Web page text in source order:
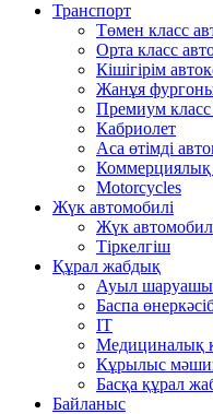
Транспорт
Төмен класс
Орта класс
Кішігірім
Жанұя
Премиум класс
Кабриолет
Аса өтімді
Коммерциялық
Motorcycles
Жүк автомобилі
Жүк
Тіркелгіш
Құрал жабдық
Ауыл
Баспа
IT
Медициналық
Кұрылыс
Басқа құрал
Байланыс